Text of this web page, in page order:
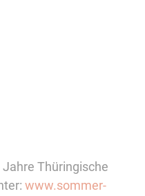
Jahre Thüringische
www.sommer-